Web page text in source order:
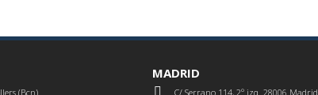
(Bcn)
MADRID
C/ Serrano 114, 2º izq. 28006 Madrid.